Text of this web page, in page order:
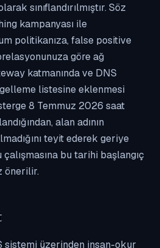
sınıflandırılmıştır. Söz
kampanyası ile
politikanıza, false positive
göre ağ
katmanında ve DNS
listesine eklenmesi
8 Temmuz 2026 saat
alan adının
teyit ederek geriye
bu tarihi başlangıç
önerilir.
sistemi üzerinden insan-okur